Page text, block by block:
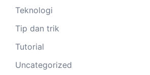
Teknologi
Tip dan trik
Tutorial
Uncategorized